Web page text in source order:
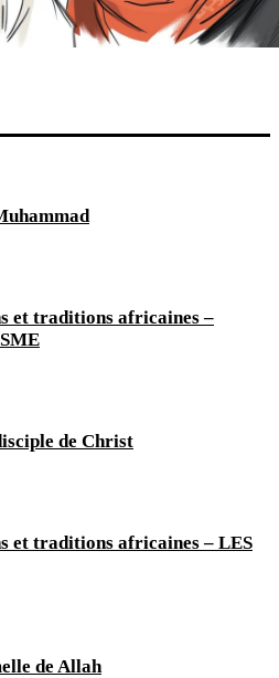
et traditions africaines –
de Christ
et traditions africaines – LES
de Allah